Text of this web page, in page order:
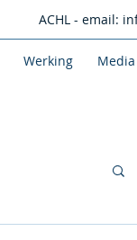
ACHL - email:
Werking Media